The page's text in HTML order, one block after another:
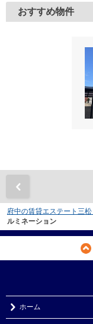
おすすめ物件
府中の賃貸エステート三松
ルミネーション
ホーム